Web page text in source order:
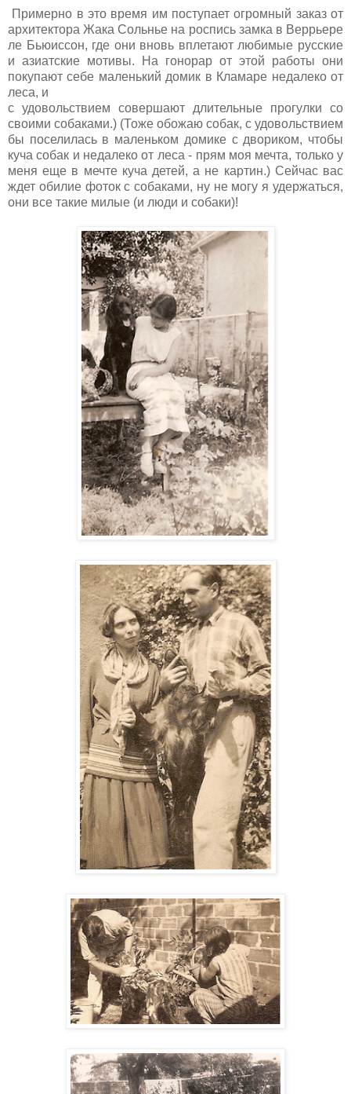
Примерно в это время им поступает огромный заказ от
архитектора Жака Сольнье на роспись замка в Веррьере
ле Бьюиссон, где они вновь вплетают любимые русские
и азиатские мотивы. На гонорар от этой работы они
покупают себе маленький домик в Кламаре недалеко от
леса, и
с удовольствием совершают длительные прогулки со
своими собаками.) (Тоже обожаю собак, с удовольствием
бы поселилась в маленьком домике с двориком, чтобы
куча собак и недалеко от леса - прям моя мечта, только у
меня еще в мечте куча детей, а не картин.) Сейчас вас
ждет обилие фоток с собаками, ну не могу я удержаться,
они все такие милые (и люди и собаки)!